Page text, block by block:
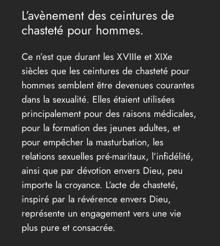
L’avènement des ceintures de
chasteté pour hommes.
Ce n’est que durant les XVIIIe et XIXe
siècles que les ceintures de chasteté pour
hommes semblent être devenues courantes
dans la sexualité. Elles étaient utilisées
principalement pour des raisons médicales,
pour la formation des jeunes adultes, et
pour empêcher la masturbation, les
relations sexuelles pré-maritaux, l’infidélité,
ainsi que par dévotion envers Dieu, peu
importe la croyance. L’acte de chasteté,
inspiré par la révérence envers Dieu,
représente un engagement vers une vie
plus pure et consacrée.